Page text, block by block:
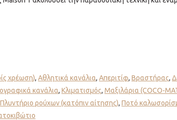
χρέωση), Αθλητικά κανάλια, Απεριτίφ, Βραστήρας,
κανάλια, Κλιματισμός, Μαξιλάρια (COCO-
Πλυντήριο ρούχων (κατόπιν αίτησης), Ποτό